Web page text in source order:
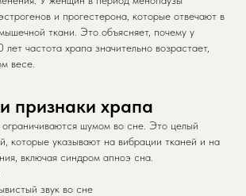
и прогестерона, которые отвечают в
ткани. Это объясняет, почему у
частота храпа значительно возрастает,
весе.
признаки храпа
шумом во сне. Это целый
которые указывают на вибрации тканей и на
включая синдром апноэ сна.
звук во сне